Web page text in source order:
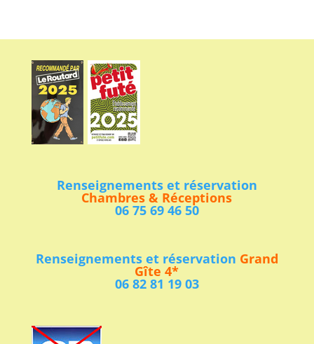
Renseignements et réservation
Chambres & Réceptions
06 75 69 46 50
Renseignements et réservation Grand
Gîte 4*
06 82 81 19 03